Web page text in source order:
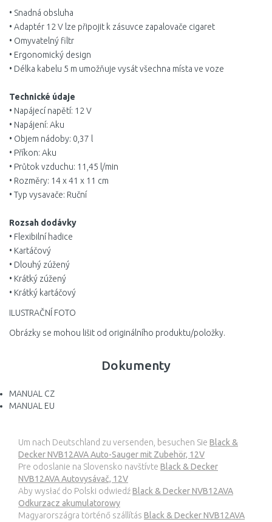
• Snadná obsluha
• Adaptér 12 V lze připojit k zásuvce zapalovače cigaret
• Omyvatelný filtr
• Ergonomický design
• Délka kabelu 5 m umožňuje vysát všechna místa ve voze
Technické údaje
• Napájecí napětí: 12 V
• Napájení: Aku
• Objem nádoby: 0,37 l
• Příkon: Aku
• Průtok vzduchu: 11,45 l/min
• Rozměry: 14 x 41 x 11 cm
• Typ vysavače: Ruční
Rozsah dodávky
• Flexibilní hadice
• Kartáčový
• Dlouhý zúžený
• Krátký zúžený
• Krátký kartáčový
ILUSTRAČNÍ FOTO
Obrázky se mohou lišit od originálního produktu/položky.
Dokumenty
MANUAL CZ
MANUAL EU
Um nach Deutschland zu versenden, besuchen Sie Black &
Decker NVB12AVA Auto-Sauger mit Zubehör, 12V
Pre odoslanie na Slovensko navštívte Black & Decker
NVB12AVA Autovysávač, 12V
Aby wysłać do Polski odwiedźBlack & Decker NVB12AVA
Odkurzacz akumulatorowy
Magyarországra történő szállítás Black & Decker NVB12AVA